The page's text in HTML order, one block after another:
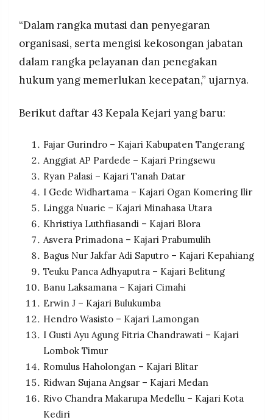
“Dalam rangka mutasi dan penyegaran
organisasi, serta mengisi kekosongan jabatan
dalam rangka pelayanan dan penegakan
hukum yang memerlukan kecepatan,” ujarnya.
Berikut daftar 43 Kepala Kejari yang baru:
Fajar Gurindro – Kajari Kabupaten Tangerang
Anggiat AP Pardede – Kajari Pringsewu
Ryan Palasi – Kajari Tanah Datar
I Gede Widhartama – Kajari Ogan Komering Ilir
Lingga Nuarie – Kajari Minahasa Utara
Khristiya Luthfiasandi – Kajari Blora
Asvera Primadona – Kajari Prabumulih
Bagus Nur Jakfar Adi Saputro – Kajari Kepahiang
Teuku Panca Adhyaputra – Kajari Belitung
Banu Laksamana – Kajari Cimahi
Erwin J – Kajari Bulukumba
Hendro Wasisto – Kajari Lamongan
I Gusti Ayu Agung Fitria Chandrawati – Kajari
Lombok Timur
Romulus Haholongan – Kajari Blitar
Ridwan Sujana Angsar – Kajari Medan
Rivo Chandra Makarupa Medellu – Kajari Kota
Kediri